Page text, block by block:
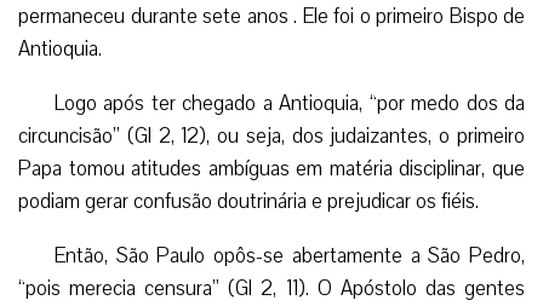
permaneceu durante sete anos . Ele foi o primeiro Bispo de
Antioquia.
Logo após ter chegado a Antioquia, “por medo dos da
circuncisão” (Gl 2, 12), ou seja, dos judaizantes, o primeiro
Papa tomou atitudes ambíguas em matéria disciplinar, que
podiam gerar confusão doutrinária e prejudicar os fiéis.
Então, São Paulo opôs-se abertamente a São Pedro,
“pois merecia censura” (Gl 2, 11). O Apóstolo das gentes